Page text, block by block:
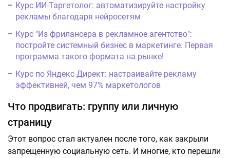
Курс ИИ-Таргетолог: автоматизируйте настройку
рекламы благодаря нейросетям
Курс "Из фрилансера в рекламное агентство":
постройте системный бизнес в маркетинге. Первая
программа такого формата на рынке!
Курс по Яндекс Директ: настраивайте рекламу
эффективней, чем 97% маркетологов
Что продвигать: группу или личную
страницу
Этот вопрос стал актуален после того, как закрыли
запрещенную социальную сеть. И многие, кто перешли